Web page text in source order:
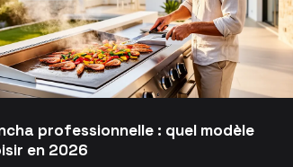
professionnelle : quel modèle
en 2026